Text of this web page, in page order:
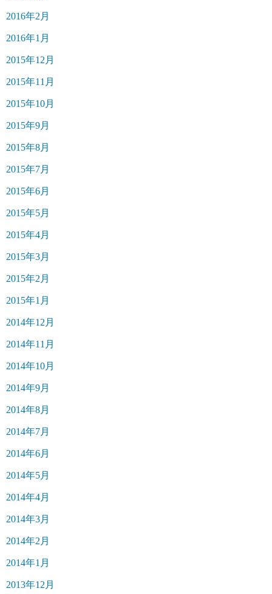
2016年2月
2016年1月
2015年12月
2015年11月
2015年10月
2015年9月
2015年8月
2015年7月
2015年6月
2015年5月
2015年4月
2015年3月
2015年2月
2015年1月
2014年12月
2014年11月
2014年10月
2014年9月
2014年8月
2014年7月
2014年6月
2014年5月
2014年4月
2014年3月
2014年2月
2014年1月
2013年12月